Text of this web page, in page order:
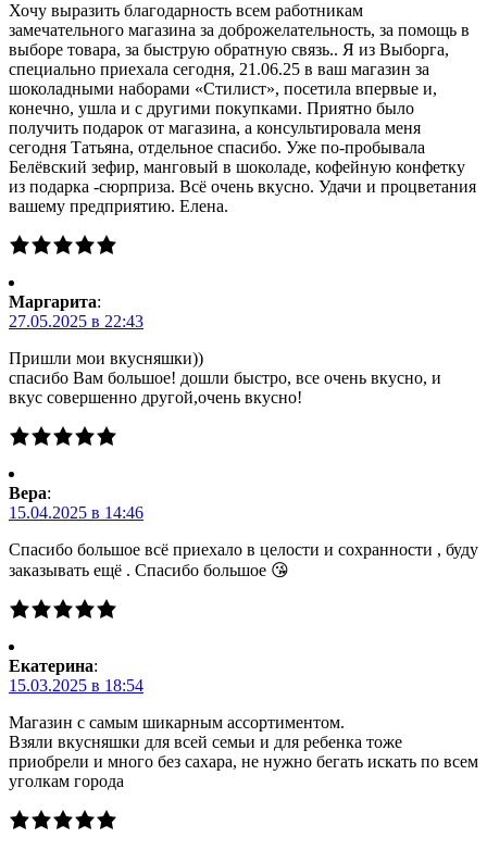
Хочу выразить благодарность всем работникам
замечательного магазина за доброжелательность, за помощь в
выборе товара, за быструю обратную связь.. Я из Выборга,
специально приехала сегодня, 21.06.25 в ваш магазин за
шоколадными наборами «Стилист», посетила впервые и,
конечно, ушла и с другими покупками. Приятно было
получить подарок от магазина, а консультировала меня
сегодня Татьяна, отдельное спасибо. Уже по-пробывала
Белёвский зефир, манговый в шоколаде, кофейную конфетку
из подарка -сюрприза. Всё очень вкусно. Удачи и процветания
вашему предприятию. Елена.
Маргарита:
27.05.2025 в 22:43
Пришли мои вкусняшки))
спасибо Вам большое! дошли быстро, все очень вкусно, и
вкус совершенно другой,очень вкусно!
Вера:
15.04.2025 в 14:46
Спасибо большое всё приехало в целости и сохранности , буду
заказывать ещё . Спасибо большое 😘
Екатерина:
15.03.2025 в 18:54
Магазин с самым шикарным ассортиментом.
Взяли вкусняшки для всей семьи и для ребенка тоже
приобрели и много без сахара, не нужно бегать искать по всем
уголкам города